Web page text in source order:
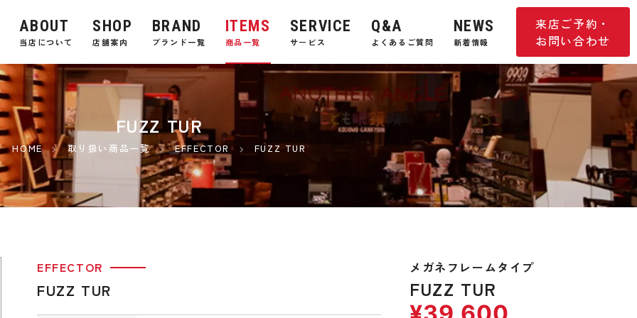
来店ご予約・
お問い合わせ
ABOUT
当店について
SHOP
店舗案内
BRAND
ブランド一覧
ITEMS
商品一覧
SERVICE
サービス
Q&A
よくあるご質問
NEWS
新着情報
FUZZ TUR
HOME 取り扱い商品一覧 EFFECTOR FUZZ TUR
メガネフレームタイプ
FUZZ TUR
EFFECTOR
FUZZ TUR